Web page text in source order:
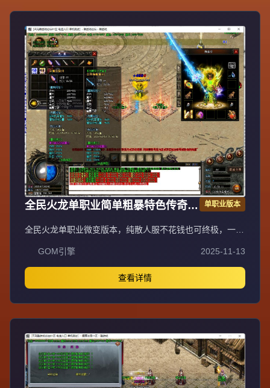
天多新区重金广告宣传，不乱合区保障发展，花钱有保障。
注册设密码保护防盗号，十年传奇梦回忆兄弟情，打造长期
稳定品牌大服。
全民火龙单职业简单粗暴特色传奇版
单职业版本
全民火龙单职业微变版本，纯散人服不花钱也可终极，一切
值，每日人品大爆发轻松300+收入。每天稳定四区开放
（10:30 14:30 18:30 22:30），每个地图终极福利BOSS每
晚22:01刷新，首区攻沙奖励RMB 588无封顶。市场最强封
挂系统24小时接受举报，提醒设置二级密码防扫号。适度游
戏益脑，拒绝盗版，享受健康生活。
GOM引擎 2025-11-13
查看详情